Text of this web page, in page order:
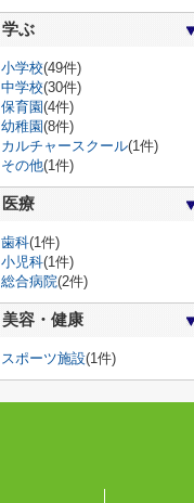
学ぶ
小学校(49件)
中学校(30件)
保育園(4件)
幼稚園(8件)
カルチャースクール(1件)
その他(1件)
医療
歯科(1件)
小児科(1件)
総合病院(2件)
美容・健康
スポーツ施設(1件)